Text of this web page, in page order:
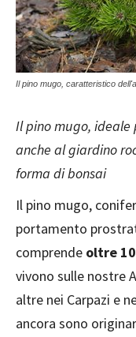
Il pino mugo, caratteristico
Il pino mugo, ideale
anche al giardino
forma di bonsai
Il pino mugo,
portamento
comprende oltre
vivono sulle nostre
altre nei Carpazi e
ancora sono